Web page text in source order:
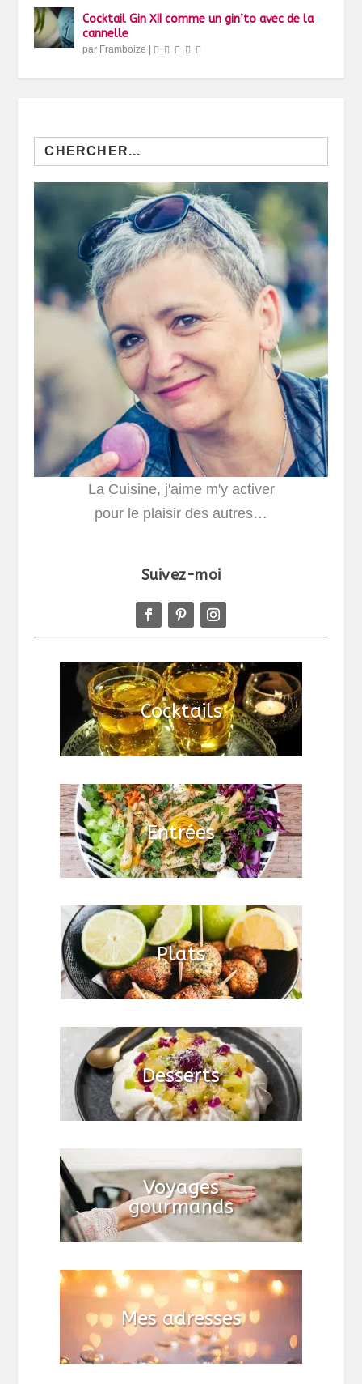
Cocktail Gin XII comme un gin’to avec de la
cannelle
par Framboize
Search
for:
La Cuisine, j'aime m'y activer
pour le plaisir des autres…
Suivez-moi